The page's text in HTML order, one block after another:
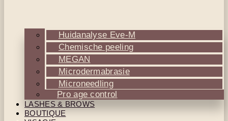
Huidanalyse Eve-M
Chemische peeling
MEGAN
Microdermabrasie
Microneedling
Pro age control
LASHES & BROWS
BOUTIQUE